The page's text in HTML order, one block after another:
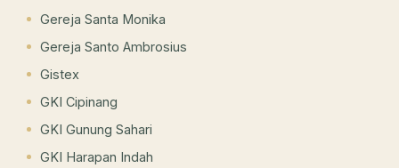
Gereja Santa Monika
Gereja Santo Ambrosius
Gistex
GKI Cipinang
GKI Gunung Sahari
GKI Harapan Indah